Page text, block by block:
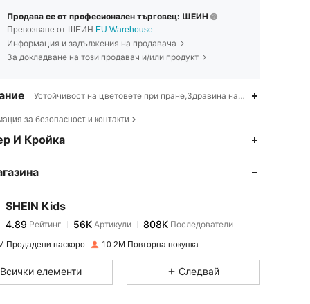
Продава се от професионален търговец: ШЕИН
Превозване от ШЕИН EU Warehouse
Информация и задължения на продавача
За докладване на този продавач и/или продукт
Устойчивост на цветовете при пране,Здравина на
за безопасност и контакти
И Кройка
SHEIN Kids
4.89
4.89
k***nплатенипреди 1 ден
Продадени наскоро 10.2M Повторна покупка
Всички елементи Следвай